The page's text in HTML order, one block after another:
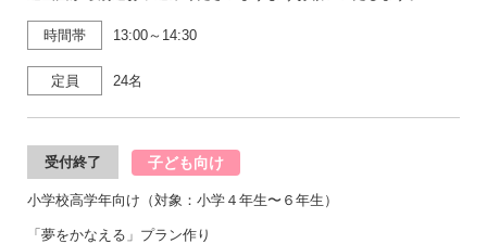
時間帯 13:00～14:30
定員 24名
受付終了 子ども向け
小学校高学年向け（対象：小学４年生〜６年生）
「夢をかなえる」プラン作り